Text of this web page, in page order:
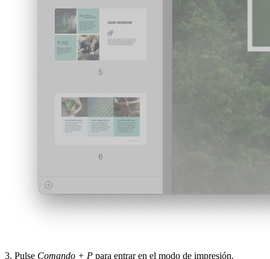
3. Pulse Comando + P para entrar en el modo de impresión.